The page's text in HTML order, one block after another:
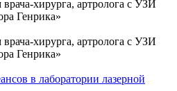
в лаборатории лазерной